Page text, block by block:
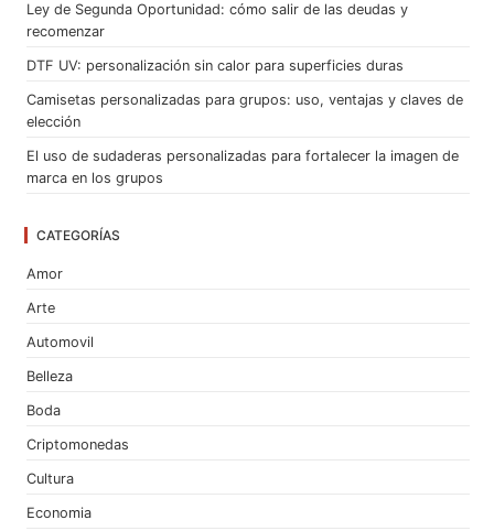
Ley de Segunda Oportunidad: cómo salir de las deudas y
recomenzar
DTF UV: personalización sin calor para superficies duras
Camisetas personalizadas para grupos: uso, ventajas y claves de
elección
El uso de sudaderas personalizadas para fortalecer la imagen de
marca en los grupos
CATEGORÍAS
Amor
Arte
Automovil
Belleza
Boda
Criptomonedas
Cultura
Economia